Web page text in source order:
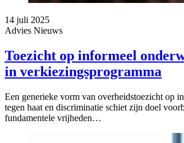
14 juli 2025
Advies Nieuws
Toezicht op informeel
in verkiezingsprogramma
Een generieke vorm van overheidstoezicht op
tegen haat en discriminatie schiet zijn doel
fundamentele vrijheden…